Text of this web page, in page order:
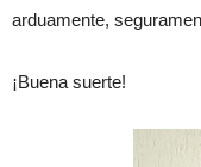
arduamente,
¡Buena suerte!